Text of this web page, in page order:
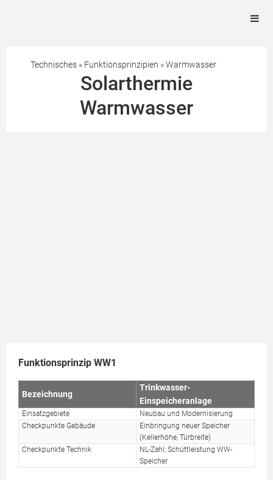
Technisches » Funktionsprinzipien »Warmwasser
Solarthermie
Warmwasser
Funktionsprinzip WW1
Bezeichnung
Trinkwasser-
Einspeicheranlage
Einsatzgebiete
Neubau und Modernisierung
Checkpunkte Gebäude
Einbringung neuer Speicher
(Kellerhöhe, Türbreite)
Checkpunkte Technik
NL-Zahl; Schüttleistung WW-
Speicher